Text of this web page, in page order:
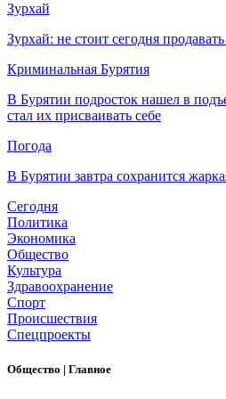
Зурхай
Зурхай: не стоит сегодня
Криминальная Бурятия
В Бурятии подросток нашел в
стал их присваивать себе
Погода
В Бурятии завтра сохранится
Сегодня
Политика
Экономика
Общество
Культура
Здравоохранение
Спорт
Происшествия
Спецпроекты
Общество | Главное